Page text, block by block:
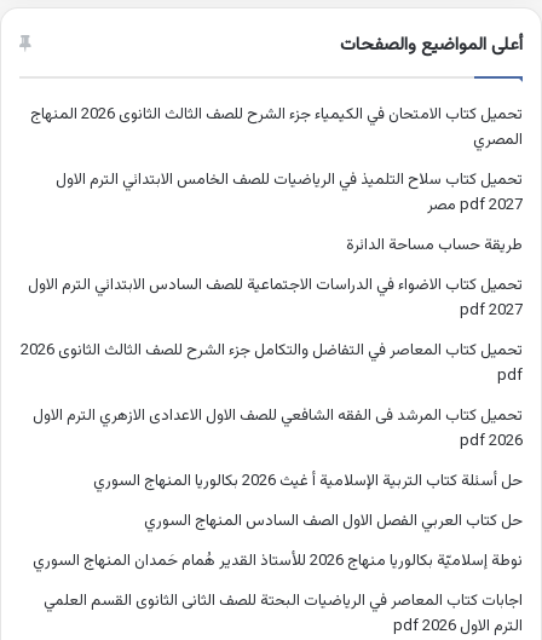
أعلى المواضيع والصفحات
تحميل كتاب الامتحان في الكيمياء جزء الشرح للصف الثالث الثانوى 2026 المنهاج
المصري
تحميل كتاب سلاح التلميذ في الرياضيات للصف الخامس الابتدائي الترم الاول
2027 pdf مصر
طريقة حساب مساحة الدائرة
تحميل كتاب الاضواء في الدراسات الاجتماعية للصف السادس الابتدائي الترم الاول
2027 pdf
تحميل كتاب المعاصر في التفاضل والتكامل جزء الشرح للصف الثالث الثانوى 2026
pdf
تحميل كتاب المرشد فى الفقه الشافعي للصف الاول الاعدادى الازهري الترم الاول
2026 pdf
حل أسئلة كتاب التربية الإسلامية أ غيث 2026 بكالوريا المنهاج السوري
حل كتاب العربي الفصل الاول الصف السادس المنهاج السوري
نوطة إسلاميّة بكالوريا منهاج 2026 للأستاذ القدير هُمام حَمدان المنهاج السوري
اجابات كتاب المعاصر في الرياضيات البحتة للصف الثانى الثانوى القسم العلمي
الترم الاول 2026 pdf